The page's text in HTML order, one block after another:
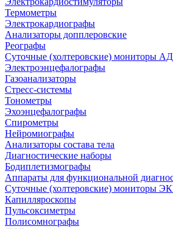
Термометры
Электрокардиографы
Анализаторы допплеровские
Реографы
Суточные (холтеровские) мониторы АД
Электроэнцефалографы
Газоанализаторы
Стресс-системы
Тонометры
Эхоэнцефалографы
Спирометры
Нейромиографы
Анализаторы состава тела
Диагностические наборы
Бодиплетизмографы
Аппараты для функциональной
Суточные (холтеровские) мониторы
Капилляроскопы
Пульсоксиметры
Полисомнографы